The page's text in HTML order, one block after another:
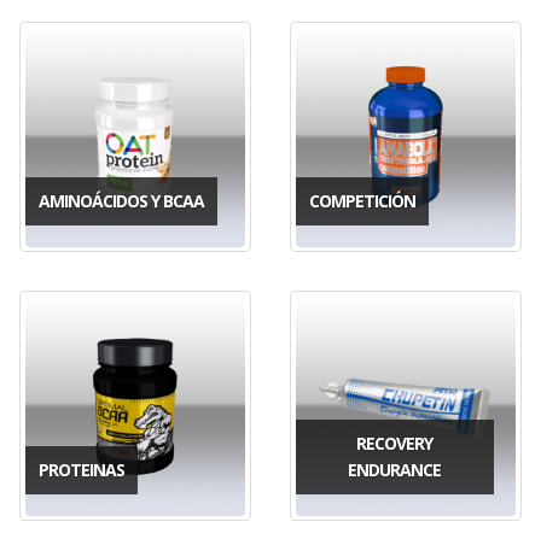
AMINOÁCIDOS Y BCAA COMPETICIÓN
PROTEINAS
RECOVERY
ENDURANCE